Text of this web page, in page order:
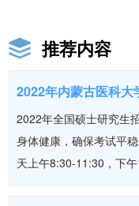
公共卫生学院
护理学院
计算机信息学院
推荐内容
2022年内蒙古医科大
2022年全国硕士研究生
身体健康，确保考试平
天上午8:30-11:30，下